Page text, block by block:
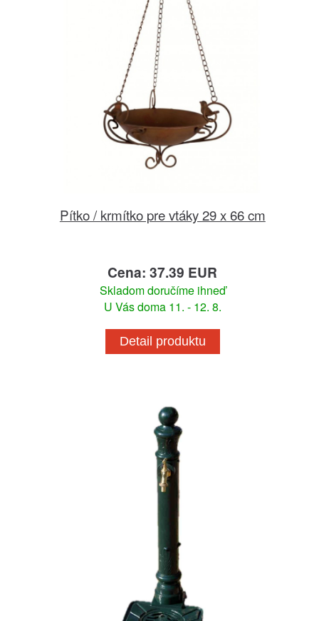
Pítko / krmítko pre vtáky 29 x 66 cm
Cena: 37.39 EUR
Skladom doručíme ihneď
U Vás doma 11. - 12. 8.
Detail produktu